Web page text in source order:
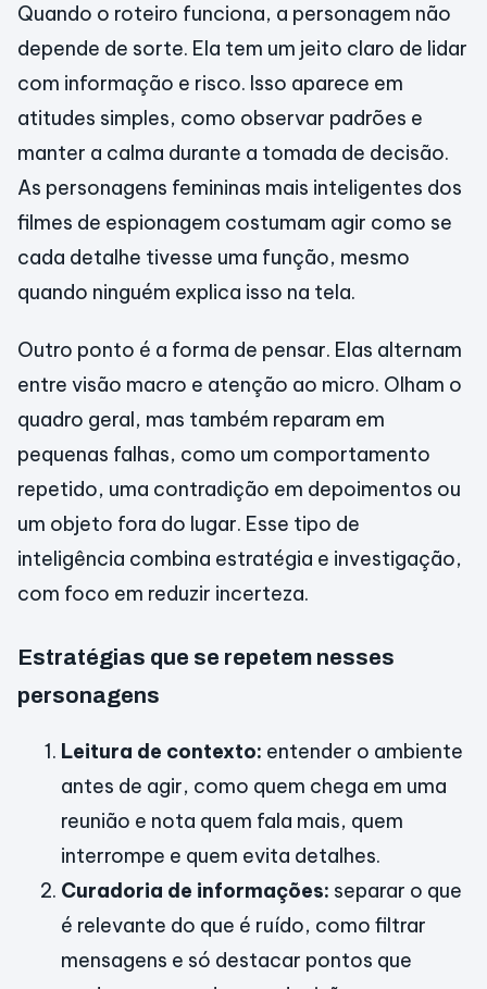
Quando o roteiro funciona, a personagem não
depende de sorte. Ela tem um jeito claro de lidar
com informação e risco. Isso aparece em
atitudes simples, como observar padrões e
manter a calma durante a tomada de decisão.
As personagens femininas mais inteligentes dos
filmes de espionagem costumam agir como se
cada detalhe tivesse uma função, mesmo
quando ninguém explica isso na tela.
Outro ponto é a forma de pensar. Elas alternam
entre visão macro e atenção ao micro. Olham o
quadro geral, mas também reparam em
pequenas falhas, como um comportamento
repetido, uma contradição em depoimentos ou
um objeto fora do lugar. Esse tipo de
inteligência combina estratégia e investigação,
com foco em reduzir incerteza.
Estratégias que se repetem nesses
personagens
Leitura de contexto: entender o ambiente
antes de agir, como quem chega em uma
reunião e nota quem fala mais, quem
interrompe e quem evita detalhes.
Curadoria de informações: separar o que
é relevante do que é ruído, como filtrar
mensagens e só destacar pontos que